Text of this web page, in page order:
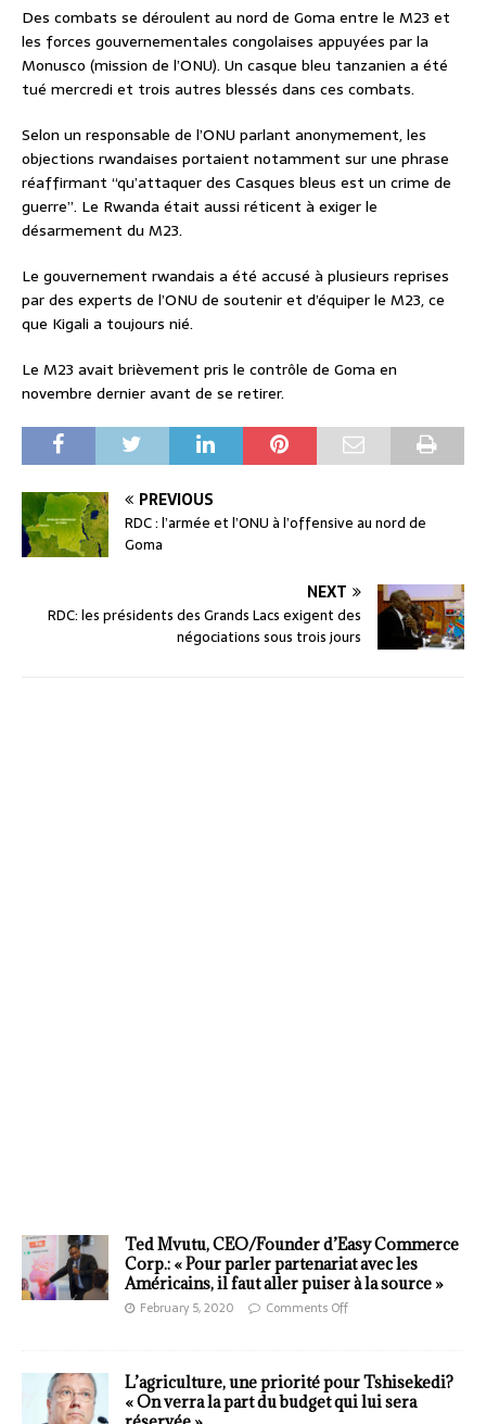
Des combats se déroulent au nord de Goma entre le M23 et
les forces gouvernementales congolaises appuyées par la
Monusco (mission de l’ONU). Un casque bleu tanzanien a été
tué mercredi et trois autres blessés dans ces combats.
Selon un responsable de l’ONU parlant anonymement, les
objections rwandaises portaient notamment sur une phrase
réaffirmant “qu’attaquer des Casques bleus est un crime de
guerre”. Le Rwanda était aussi réticent à exiger le
désarmement du M23.
Le gouvernement rwandais a été accusé à plusieurs reprises
par des experts de l’ONU de soutenir et d’équiper le M23, ce
que Kigali a toujours nié.
Le M23 avait brièvement pris le contrôle de Goma en
novembre dernier avant de se retirer.
PREVIOUS
RDC : l’armée et l’ONU à l’offensive au nord de
Goma
NEXT
RDC: les présidents des Grands Lacs exigent des
négociations sous trois jours
Ted Mvutu, CEO/Founder d’Easy Commerce
Corp.: « Pour parler partenariat avec les
Américains, il faut aller puiser à la source »
February 5, 2020 Comments Off
L’agriculture, une priorité pour Tshisekedi?
« On verra la part du budget qui lui sera